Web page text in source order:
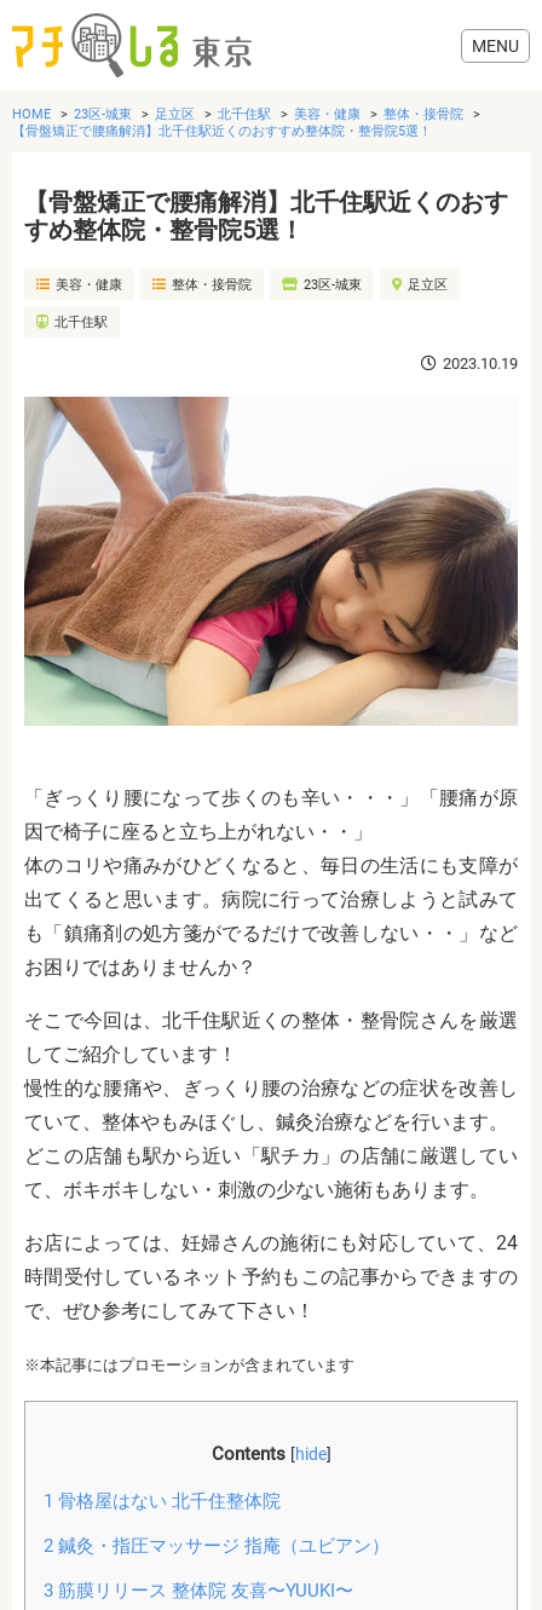
グルメ
美容・健康
おでかけ
生活
HOME 23区-城東 足立区 北千住駅 美容・健康
整体・接骨院
【骨盤矯正で腰痛解消】北千住駅近くのおすすめ整体院・整骨院5選！
【骨盤矯正で腰痛解消】北千住駅近くのおす
すめ整体院・整骨院5選！
美容・健康 整体・接骨院 23区-城東 足立区
北千住駅
2023.10.19
「ぎっくり腰になって歩くのも辛い・・・」「腰痛が原
因で椅子に座ると立ち上がれない・・」
体のコリや痛みがひどくなると、毎日の生活にも支障が
出てくると思います。病院に行って治療しようと試みて
も「鎮痛剤の処方箋がでるだけで改善しない・・」など
お困りではありませんか？
そこで今回は、北千住駅近くの整体・整骨院さんを厳選
してご紹介しています！
慢性的な腰痛や、ぎっくり腰の治療などの症状を改善し
ていて、整体やもみほぐし、鍼灸治療などを行います。
どこの店舗も駅から近い「駅チカ」の店舗に厳選してい
て、ボキボキしない・刺激の少ない施術もあります。
お店によっては、妊婦さんの施術にも対応していて、24
時間受付しているネット予約もこの記事からできますの
で、ぜひ参考にしてみて下さい！
※本記事にはプロモーションが含まれています
Contents [hide]
1 骨格屋はない 北千住整体院
2鍼灸・指圧マッサージ 指庵（ユビアン）
3筋膜リリース 整体院 友喜〜YUUKI〜